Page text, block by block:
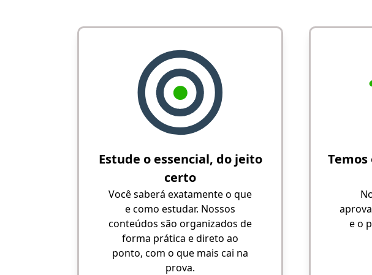
Estude o essencial, do jeito
certo
Você saberá exatamente o que
e como estudar. Nossos
conteúdos são organizados de
forma prática e direto ao
ponto, com o que mais cai na
prova.
e o